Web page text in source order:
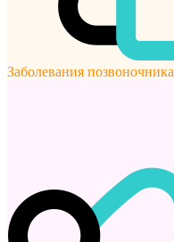
Заболевания позвоночника